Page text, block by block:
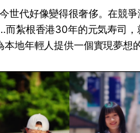
世代好像變得很奢侈。在競
紮根香港30年的元気寿司，
本地年輕人提供一個實現夢想